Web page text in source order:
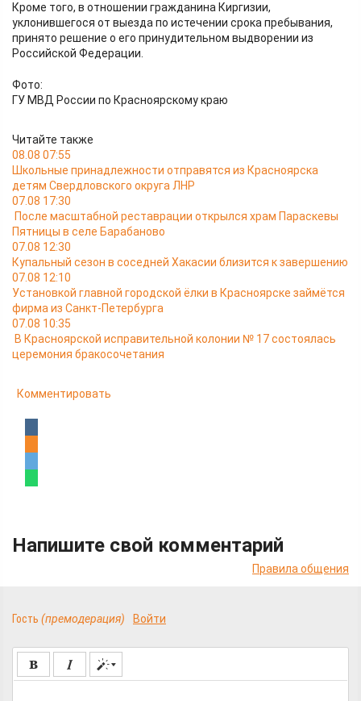
Кроме того, в отношении гражданина Киргизии,
уклонившегося от выезда по истечении срока пребывания,
принято решение о его принудительном выдворении из
Российской Федерации.
Фото:
ГУ МВД России по Красноярскому краю
Читайте также
08.08 07:55
Школьные принадлежности отправятся из Красноярска
детям Свердловского округа ЛНР
07.08 17:30
После масштабной реставрации открылся храм Параскевы
Пятницы в селе Барабаново
07.08 12:30
Купальный сезон в соседней Хакасии близится к завершению
07.08 12:10
Установкой главной городской ёлки в Красноярске займётся
фирма из Санкт-Петербурга
07.08 10:35
В Красноярской исправительной колонии № 17 состоялась
церемония бракосочетания
Комментировать
Напишите свой комментарий
Правила общения
Гость (премодерация) Войти